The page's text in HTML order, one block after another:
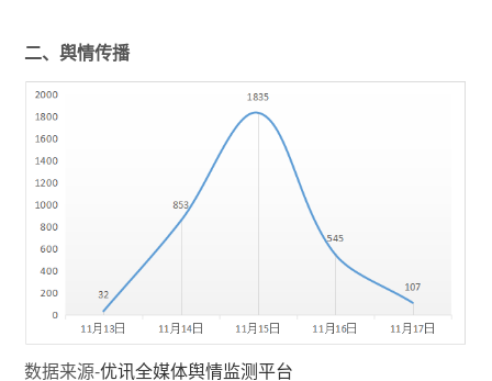
二、舆情传播
数据来源-优讯全媒体舆情监测平台